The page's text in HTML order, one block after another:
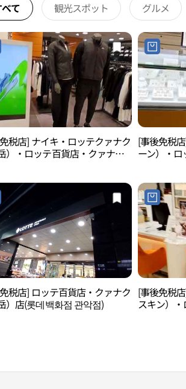
て 観光スポット グルメ
税店] ナイキ・ロッテクァナク
岳）・ロッテ百貨店・クァナク
[事後免税
ーン）・
税店] ロッテ百貨店・クァナク
）店(롯데백화점 관악점)
[事後免税
スキン）